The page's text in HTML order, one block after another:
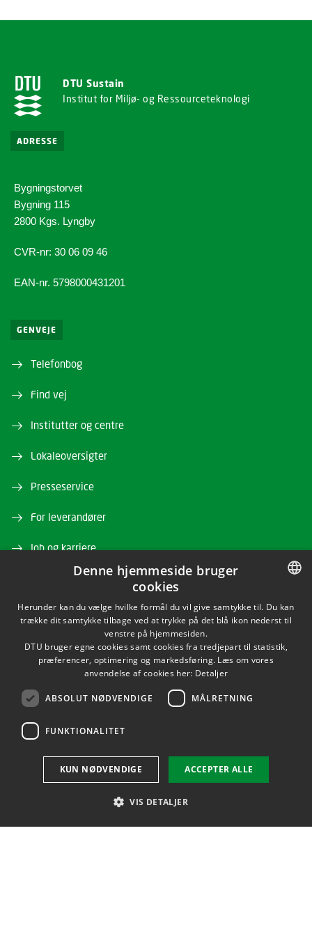
DTU Sustain
Institut for Miljø- og Ressourceteknologi
ADRESSE
Bygningstorvet
Bygning 115
2800 Kgs. Lyngby
CVR-nr: 30 06 09 46
EAN-nr. 5798000431201
GENVEJE
Telefonbog
Find vej
Institutter og centre
Lokaleoversigter
Presseservice
For leverandører
Job og karriere
Kursusbasen
Praktik og projektbank
Studieinformation for studerende
DTU Inside (login)
DTU Adgangskursus
DANISH
ENGLISH
Denne hjemmeside bruger
cookies
Herunder kan du vælge hvilke formål du vil give samtykke til. Du kan
trække dit samtykke tilbage ved at trykke på det blå ikon nederst til
venstre på hjemmesiden.
DTU bruger egne cookies samt cookies fra tredjepart til statistik,
præferencer, optimering og markedsføring. Læs om vores
anvendelse af cookies her: Detaljer
ABSOLUT NØDVENDIGE MÅLRETNING
FUNKTIONALITET
ACCEPTER ALLE
KUN NØDVENDIGE
VIS DETALJER